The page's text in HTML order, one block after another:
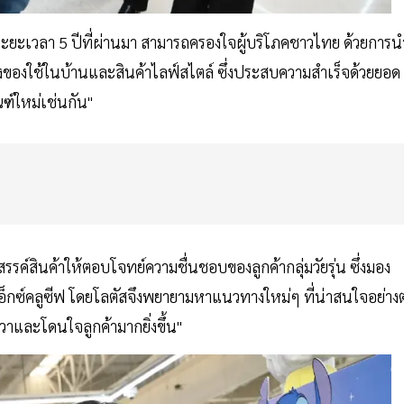
ะเวลา 5 ปีที่ผ่านมา สามารถครองใจผู้บริโภคชาวไทย ด้วยการ
งใช้ในบ้านและสินค้าไลฟ์สไตล์ ซึ่งประสบความสำเร็จด้วยยอด
ฑ์ใหม่เช่นกัน"
ค์สินค้าให้ตอบโจทย์ความชื่นชอบของลูกค้ากลุ่มวัยรุ่น ซึ่งมอง
ซ์คลูซีฟ โดยโลตัสจึงพยายามหาแนวทางใหม่ๆ ที่น่าสนใจอย่าง
และโดนใจลูกค้ามากยิ่งขึ้น"